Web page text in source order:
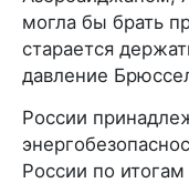
могла бы брать
старается
давление
России
России по